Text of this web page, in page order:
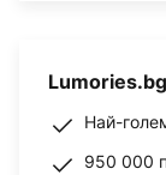
Lumories.bg
Най-
950 000